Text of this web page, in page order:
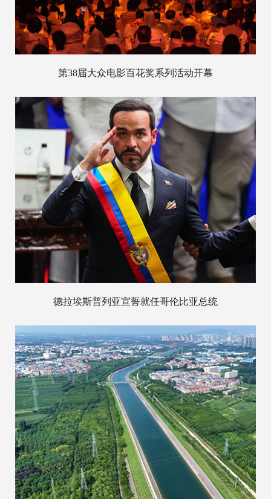
第38届大众电影百花奖系列活动开幕
德拉埃斯普列亚宣誓就任哥伦比亚总统